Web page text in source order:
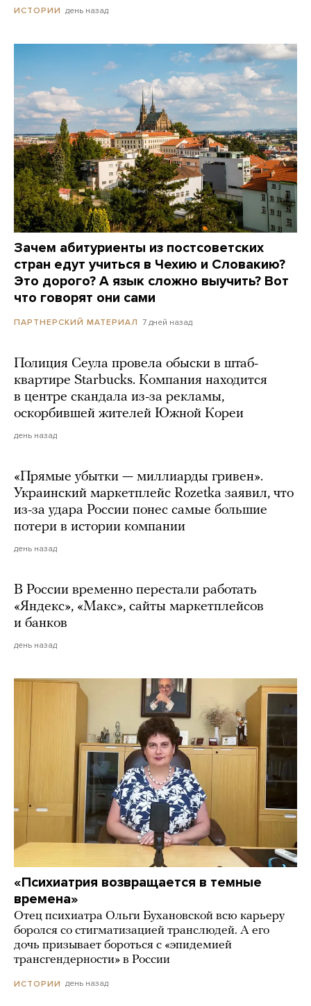
ИСТОРИИ день назад
Зачем абитуриенты из постсоветских
стран едут учиться в Чехию и Словакию?
Это дорого? А язык сложно выучить? Вот
что говорят они сами
ПАРТНЕРСКИЙ МАТЕРИАЛ 7 дней назад
Полиция Сеула провела обыски в штаб-
квартире Starbucks. Компания находится
в центре скандала из-за рекламы,
оскорбившей жителей Южной Кореи
день назад
«Прямые убытки — миллиарды гривен».
Украинский маркетплейс Rozetka заявил, что
из-за удара России понес самые большие
потери в истории компании
день назад
В России временно перестали работать
«Яндекс», «Макс», сайты маркетплейсов
и банков
день назад
«Психиатрия возвращается в темные
времена»
Отец психиатра Ольги Бухановской всю карьеру
боролся со стигматизацией транслюдей. А его
дочь призывает бороться с «эпидемией
трансгендерности» в России
ИСТОРИИ день назад